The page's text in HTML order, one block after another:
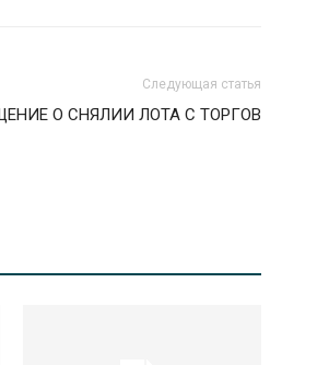
Следующая статья
О СНЯЛИИ ЛОТА С ТОРГОВ